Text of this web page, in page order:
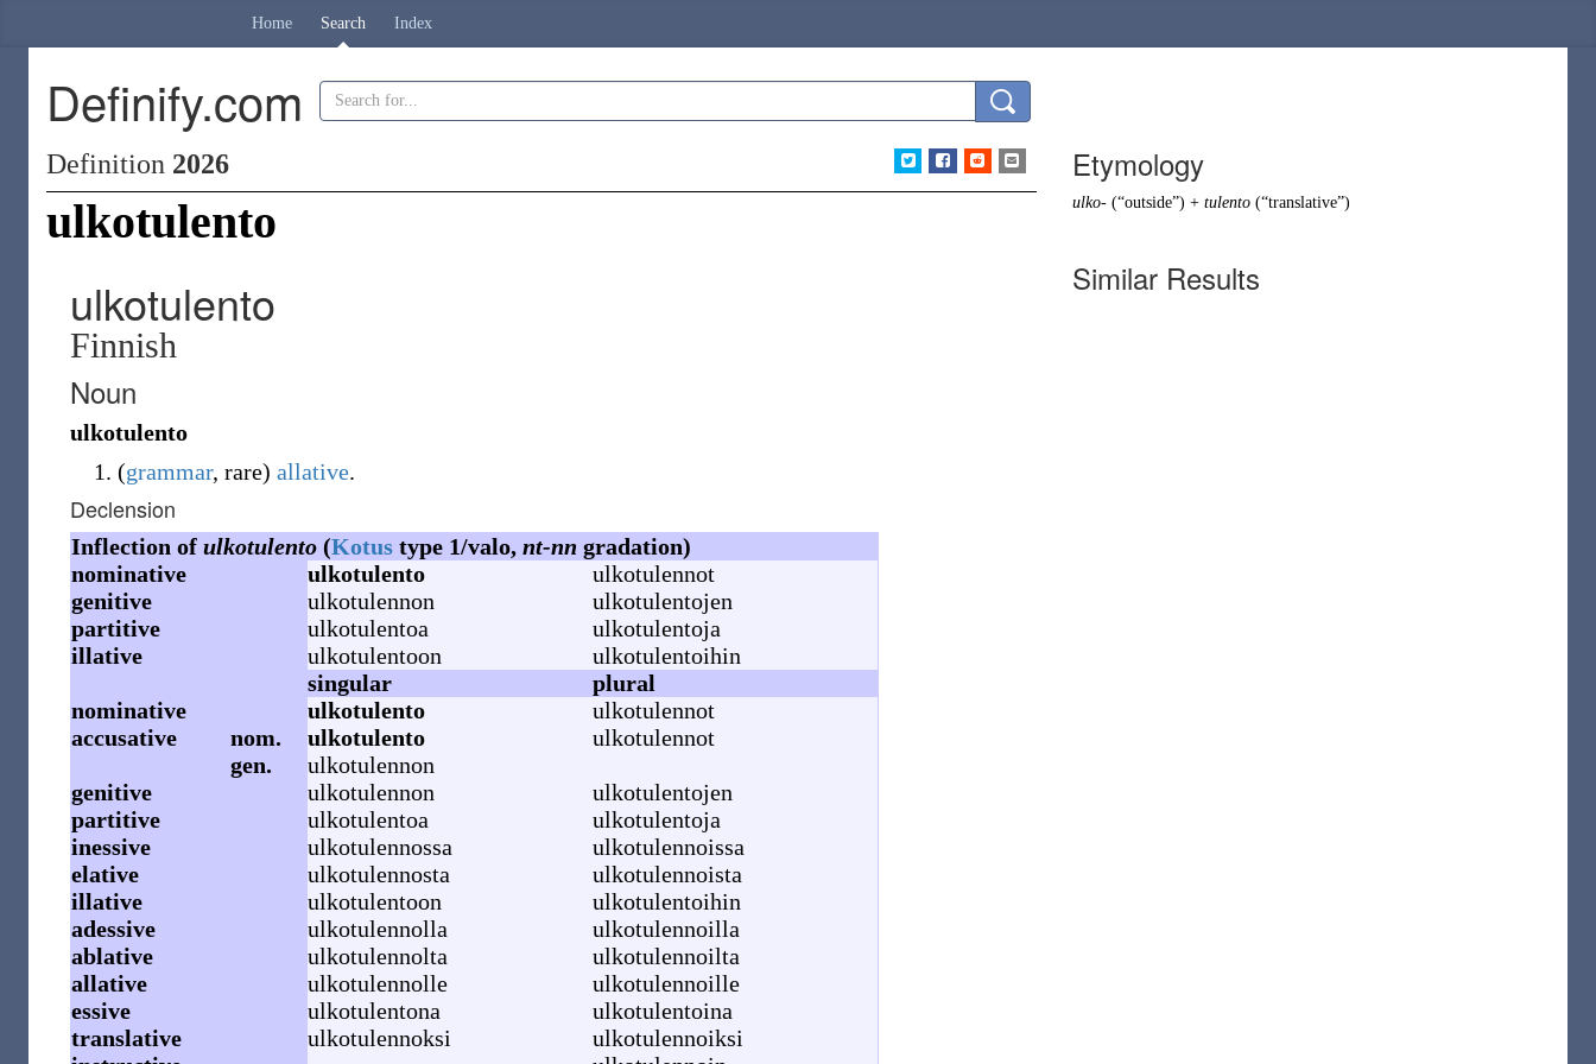
Home Search Index
Definify.com
Definition 2026
ulkotulento
ulkotulento
Finnish
Noun
ulkotulento
(grammar, rare) allative.
Declension
Inflection of ulkotulento (Kotus type 1/valo, nt-nn gradation)
nominative
ulkotulento
ulkotulennot
genitive
ulkotulennon
ulkotulentojen
partitive
ulkotulentoa
ulkotulentoja
illative
ulkotulentoon
ulkotulentoihin
singular
plural
nominative
ulkotulento
ulkotulennot
accusative
nom. ulkotulento
ulkotulennot
gen.
ulkotulennon
genitive
ulkotulennon
ulkotulentojen
partitive
ulkotulentoa
ulkotulentoja
inessive
ulkotulennossa
ulkotulennoissa
elative
ulkotulennosta
ulkotulennoista
illative
ulkotulentoon
ulkotulentoihin
adessive
ulkotulennolla
ulkotulennoilla
ablative
ulkotulennolta
ulkotulennoilta
allative
ulkotulennolle
ulkotulennoille
essive
ulkotulentona
ulkotulentoina
translative
ulkotulennoksi
ulkotulennoiksi
Etymology
ulko- (“outside”) + tulento (“translative”)
Similar Results